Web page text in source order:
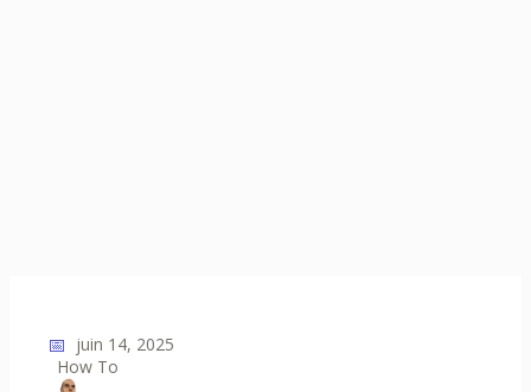
📅 juin 14, 2025
How To